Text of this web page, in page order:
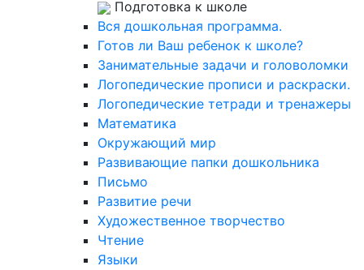
Подготовка к школе
Вся дошкольная программа.
Готов ли Ваш ребенок к школе?
Занимательные задачи и головоломки
Логопедические прописи и раскраски.
Логопедические тетради и тренажеры
Математика
Окружающий мир
Развивающие папки дошкольника
Письмо
Развитие речи
Художественное творчество
Чтение
Языки